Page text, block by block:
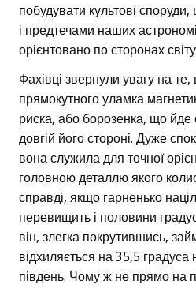
побудувати культові
і предтечами наших
орієнтовано по сторонах
Фахівці звернули увагу на
прямокутного уламка
риска, або борозенка, що йде
довгій його стороні. Дуже
вона служила для точної
головною деталлю якого
справді, якщо гарненько
перевищить і половини
він, злегка покрутившись,
відхиляється на 35,5 градуса
південь. Чому ж не прямо на